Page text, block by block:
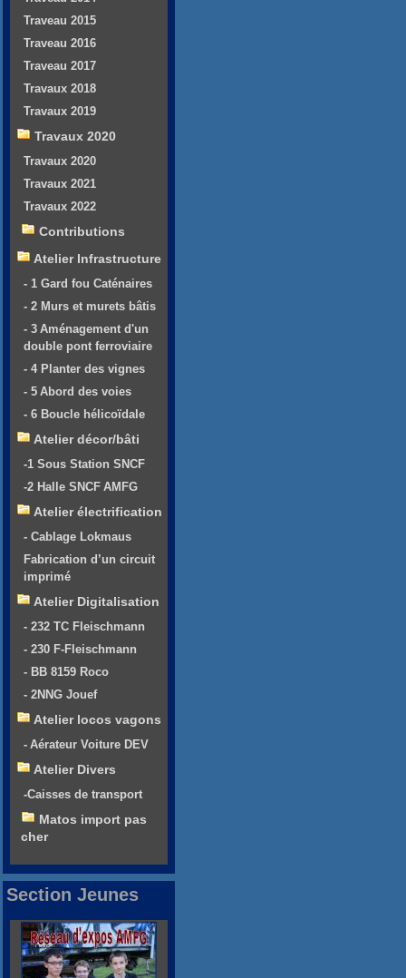
Traveau 2015
Traveau 2016
Traveau 2017
Travaux 2018
Travaux 2019
Travaux 2020
Travaux 2020
Travaux 2021
Travaux 2022
Contributions
Atelier Infrastructure
- 1 Gard fou Caténaires
- 2 Murs et murets bâtis
- 3 Aménagement d'un
double pont ferroviaire
- 4 Planter des vignes
- 5 Abord des voies
- 6 Boucle hélicoïdale
Atelier décor/bâti
-1 Sous Station SNCF
-2 Halle SNCF AMFG
Atelier électrification
- Cablage Lokmaus
Fabrication d’un circuit
imprimé
Atelier Digitalisation
- 232 TC Fleischmann
- 230 F-Fleischmann
- BB 8159 Roco
- 2NNG Jouef
Atelier locos vagons
- Aérateur Voiture DEV
Atelier Divers
-Caisses de transport
Matos import pas
cher
Section Jeunes